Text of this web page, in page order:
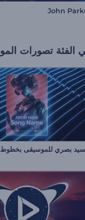
John
الفئة تصورات
بصري للموسيقى بخطوط